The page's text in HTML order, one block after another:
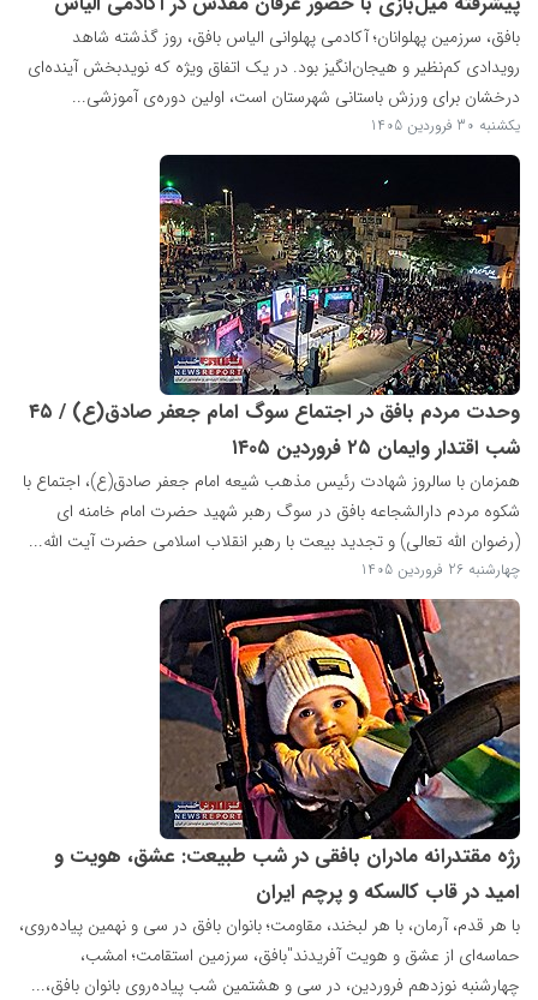
بافق، سرزمین پهلوانان؛ آکادمی پهلوانی الیاس بافق، روز گذشته شاهد
رویدادی کم‌نظیر و هیجان‌انگیز بود. در یک اتفاق ویژه که نویدبخش آینده‌ای
درخشان برای ورزش باستانی شهرستان است، اولین دوره‌ی آموزشی...
یکشنبه 30 فروردین 1405
وحدت مردم بافق در اجتماع سوگ امام جعفر صادق(ع) / ۴۵
شب اقتدار وایمان ۲۵ فروردین ۱۴۰۵
همزمان با سالروز شهادت رئیس مذهب شیعه امام جعفر صادق(ع)، اجتماع با
شکوه مردم دارالشجاعه بافق در سوگ رهبر شهید حضرت امام خامنه ای
(رضوان الله تعالی) و تجدید بیعت با رهبر انقلاب اسلامی حضرت آیت الله...
چهارشنبه 26 فروردین 1405
رژه مقتدرانه مادران بافقی در شب طبیعت: عشق، هویت و
امید در قاب کالسکه و پرچم ایران
با هر قدم، آرمان، با هر لبخند، مقاومت؛ بانوان بافق در سی و نهمین پیاده‌روی،
حماسه‌ای از عشق و هویت آفریدند"بافق، سرزمین استقامت؛ امشب،
چهارشنبه نوزدهم فروردین، در سی و هشتمین شب پیاده‌روی بانوان بافق،...